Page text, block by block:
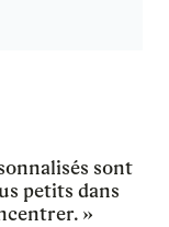
sont
petits dans
»